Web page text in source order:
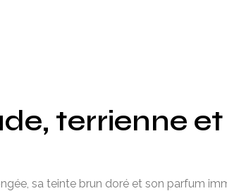
terrienne et
sa teinte brun doré et son parfum